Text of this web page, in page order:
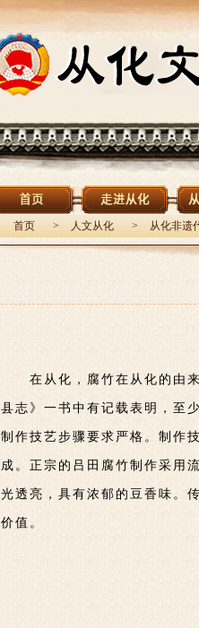
首页 > 人文从化 > 从化非遗
在从化，腐竹在从化的由
县志》一书中有记载表明，至
制作技艺步骤要求严格。制作
成。正宗的吕田腐竹制作采用
光透亮，具有浓郁的豆香味。
价值。